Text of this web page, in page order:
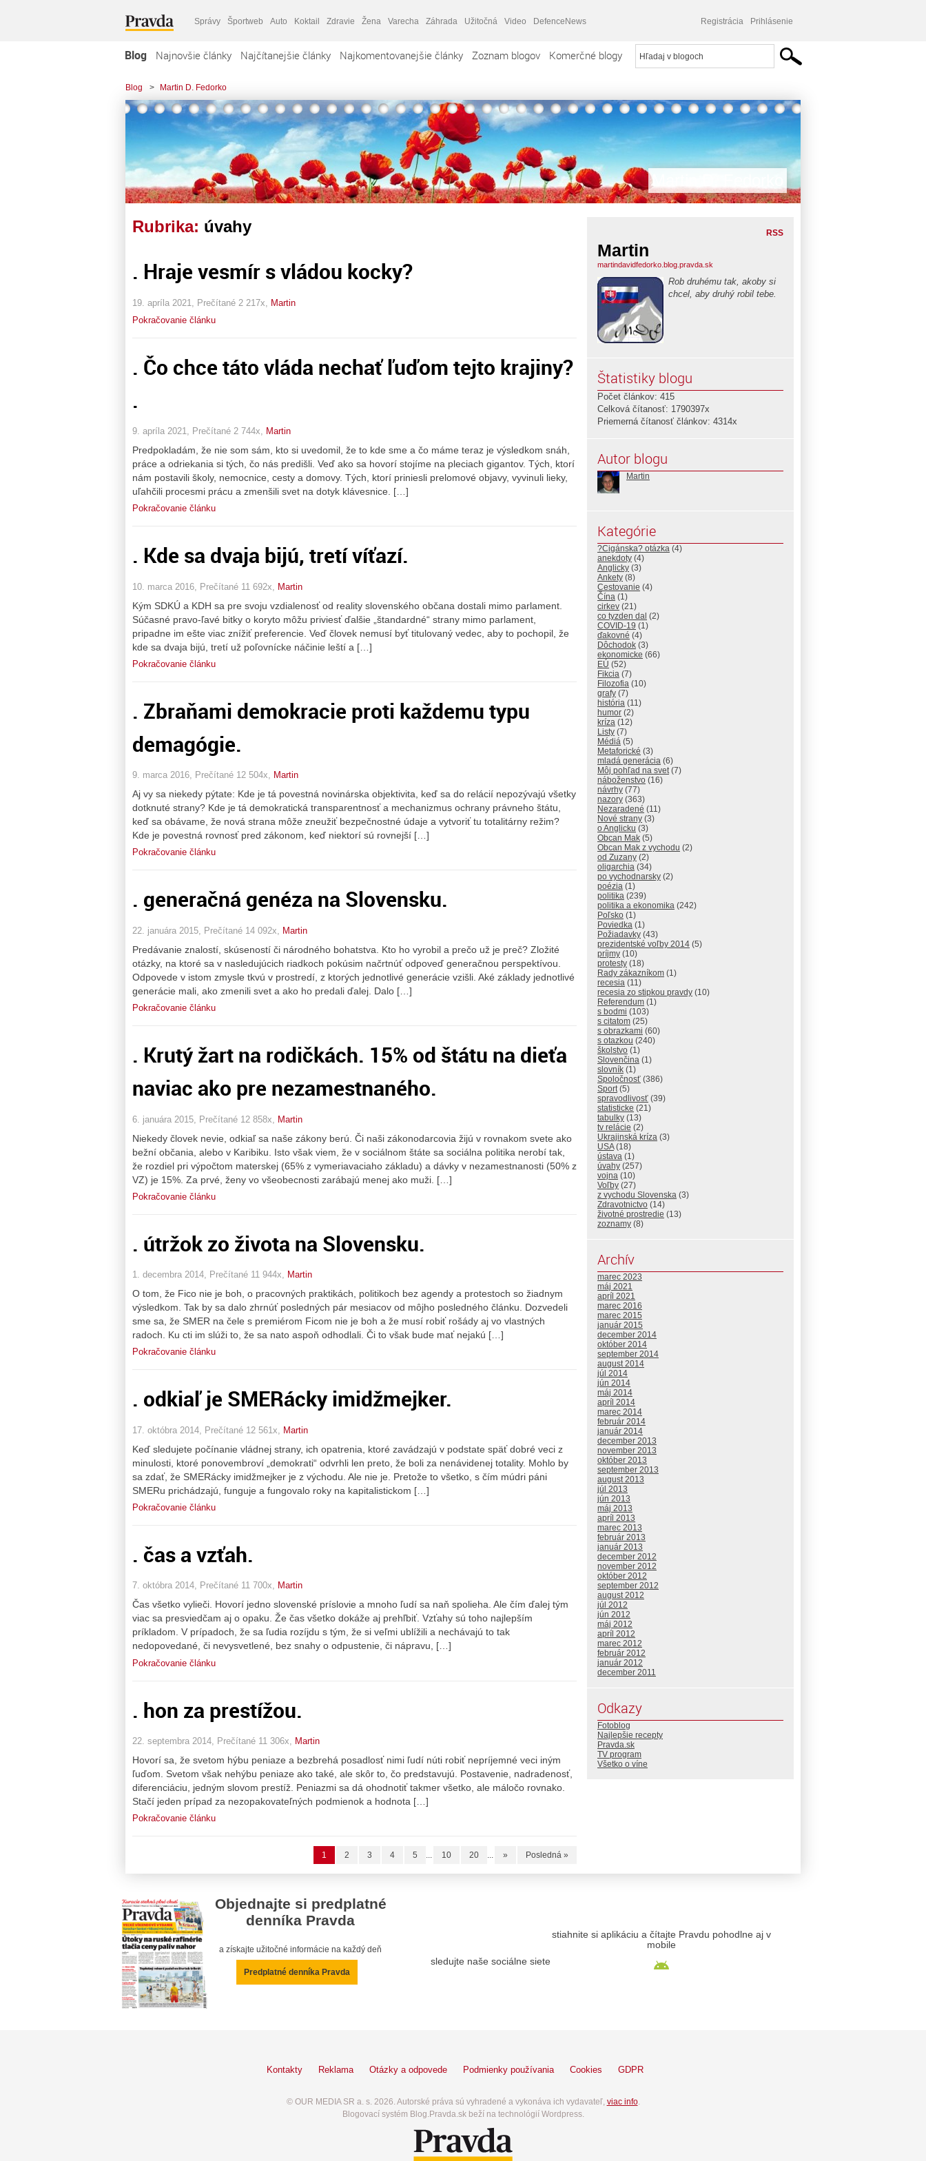
Správy Športweb Auto Koktail Zdravie Žena Varecha Záhrada Užitočná Video DefenceNews Registrácia Prihlásenie
Blog Najnovšie články Najčítanejšie články Najkomentovanejšie články Zoznam blogov Komerčné blogy
Blog > Martin D. Fedorko
Martin D. Fedorko
Rubrika: úvahy
. Hraje vesmír s vládou kocky?
19. apríla 2021, Prečítané 2 217x, Martin
Pokračovanie článku
. Čo chce táto vláda nechať ľuďom tejto krajiny?
.
9. apríla 2021, Prečítané 2 744x, Martin
Predpokladám, že nie som sám, kto si uvedomil, že to kde sme a čo máme teraz je výsledkom snáh,
práce a odriekania si tých, čo nás predišli. Veď ako sa hovorí stojíme na pleciach gigantov. Tých, ktorí
nám postavili školy, nemocnice, cesty a domovy. Tých, ktorí priniesli prelomové objavy, vyvinuli lieky,
uľahčili procesmi prácu a zmenšili svet na dotyk klávesnice. […]
Pokračovanie článku
. Kde sa dvaja bijú, tretí víťazí.
10. marca 2016, Prečítané 11 692x, Martin
Kým SDKÚ a KDH sa pre svoju vzdialenosť od reality slovenského občana dostali mimo parlament.
Súčasné pravo-ľavé bitky o koryto môžu priviesť ďalšie „štandardné“ strany mimo parlament,
pripadne im ešte viac znížiť preferencie. Veď človek nemusí byť titulovaný vedec, aby to pochopil, že
kde sa dvaja bijú, tretí už poľovnícke náčinie leští a […]
Pokračovanie článku
. Zbraňami demokracie proti každemu typu
demagógie.
9. marca 2016, Prečítané 12 504x, Martin
Aj vy sa niekedy pýtate: Kde je tá povestná novinárska objektivita, keď sa do relácií nepozývajú všetky
dotknuté strany? Kde je tá demokratická transparentnosť a mechanizmus ochrany právneho štátu,
keď sa obávame, že nová strana môže zneužiť bezpečnostné údaje a vytvoriť tu totalitárny režim?
Kde je povestná rovnosť pred zákonom, keď niektorí sú rovnejší […]
Pokračovanie článku
. generačná genéza na Slovensku.
22. januára 2015, Prečítané 14 092x, Martin
Predávanie znalostí, skúseností či národného bohatstva. Kto ho vyrobil a prečo už je preč? Zložité
otázky, na ktoré sa v nasledujúcich riadkoch pokúsim načrtnúť odpoveď generačnou perspektívou.
Odpovede v istom zmysle tkvú v prostredí, z ktorých jednotlivé generácie vzišli. Aké základy jednotlivé
generácie mali, ako zmenili svet a ako ho predali ďalej. Dalo […]
Pokračovanie článku
. Krutý žart na rodičkách. 15% od štátu na dieťa
naviac ako pre nezamestnaného.
6. januára 2015, Prečítané 12 858x, Martin
Niekedy človek nevie, odkiaľ sa naše zákony berú. Či naši zákonodarcovia žijú v rovnakom svete ako
bežní občania, alebo v Karibiku. Isto však viem, že v sociálnom štáte sa sociálna politika nerobí tak,
že rozdiel pri výpočtom materskej (65% z vymeriavaciaho základu) a dávky v nezamestnanosti (50% z
VZ) je 15%. Za prvé, ženy vo všeobecnosti zarábajú menej ako muži. […]
Pokračovanie článku
. útržok zo života na Slovensku.
1. decembra 2014, Prečítané 11 944x, Martin
O tom, že Fico nie je boh, o pracovných praktikách, politikoch bez agendy a protestoch so žiadnym
výsledkom. Tak by sa dalo zhrnúť posledných pár mesiacov od môjho posledného článku. Dozvedeli
sme sa, že SMER na čele s premiérom Ficom nie je boh a že musí robiť rošády aj vo vlastných
radoch. Ku cti im slúži to, že sa nato aspoň odhodlali. Či to však bude mať nejakú […]
Pokračovanie článku
. odkiaľ je SMERácky imidžmejker.
17. októbra 2014, Prečítané 12 561x, Martin
Keď sledujete počínanie vládnej strany, ich opatrenia, ktoré zavádzajú v podstate späť dobré veci z
minulosti, ktoré ponovembroví „demokrati“ odvrhli len preto, že boli za nenávidenej totality. Mohlo by
sa zdať, že SMERácky imidžmejker je z východu. Ale nie je. Pretože to všetko, s čím múdri páni
SMERu prichádzajú, funguje a fungovalo roky na kapitalistickom […]
Pokračovanie článku
. čas a vzťah.
7. októbra 2014, Prečítané 11 700x, Martin
Čas všetko vylieči. Hovorí jedno slovenské príslovie a mnoho ľudí sa naň spolieha. Ale čím ďalej tým
viac sa presviedčam aj o opaku. Že čas všetko dokáže aj prehľbiť. Vzťahy sú toho najlepším
príkladom. V prípadoch, že sa ľudia rozíjdu s tým, že si veľmi ublížili a nechávajú to tak
nedopovedané, či nevysvetlené, bez snahy o odpustenie, či nápravu, […]
Pokračovanie článku
. hon za prestížou.
22. septembra 2014, Prečítané 11 306x, Martin
Hovorí sa, že svetom hýbu peniaze a bezbrehá posadlosť nimi ľudí núti robiť nepríjemné veci iným
ľuďom. Svetom však nehýbu peniaze ako také, ale skôr to, čo predstavujú. Postavenie, nadradenosť,
diferenciáciu, jedným slovom prestíž. Peniazmi sa dá ohodnotiť takmer všetko, ale máločo rovnako.
Stačí jeden prípad za nezopakovateľných podmienok a hodnota […]
Pokračovanie článku
1 2 3 4 5 ... 10 20 ... » Posledná »
RSS
Martin
martindavidfedorko.blog.pravda.sk
Rob druhému tak, akoby si
chcel, aby druhý robil tebe.
Štatistiky blogu
Počet článkov: 415
Celková čítanosť: 1790397x
Priemerná čítanosť článkov: 4314x
Autor blogu
Martin
Kategórie
?Cigánska? otázka (4)
anekdoty (4)
Anglicky (3)
Ankety (8)
Cestovanie (4)
Čína (1)
cirkev (21)
co tyzden dal (2)
COVID-19 (1)
ďakovné (4)
Dôchodok (3)
ekonomicke (66)
EÚ (52)
Fikcia (7)
Filozofia (10)
grafy (7)
história (11)
humor (2)
kríza (12)
Listy (7)
Médiá (5)
Metaforické (3)
mladá generácia (6)
Môj pohľad na svet(7)
náboženstvo (16)
návrhy (77)
nazory (363)
Nezaradené (11)
Nové strany (3)
o Anglicku (3)
Obcan Mak (5)
Obcan Mak z vychodu (2)
od Zuzany (2)
oligarchia (34)
po vychodnarsky (2)
poézia (1)
politika (239)
politika a ekonomika (242)
Poľsko (1)
Poviedka (1)
Požiadavky (43)
prezidentské voľby 2014 (5)
príjmy (10)
protesty (18)
Rady zákazníkom (1)
recesia (11)
recesia zo stipkou pravdy (10)
Referendum (1)
s bodmi (103)
s citatom (25)
s obrazkami (60)
s otazkou (240)
školstvo (1)
Slovenčina (1)
slovník (1)
Spoločnosť (386)
Sport(5)
spravodlivosť (39)
statisticke (21)
tabulky (13)
tv relácie (2)
Ukrajinská kríza (3)
USA(18)
ústava (1)
úvahy (257)
vojna (10)
Voľby (27)
z vychodu Slovenska (3)
Zdravotnictvo (14)
životné prostredie (13)
zoznamy (8)
Archív
marec 2023
máj 2021
apríl 2021
marec 2016
marec 2015
január 2015
december 2014
október 2014
september 2014
august 2014
júl 2014
jún 2014
máj 2014
apríl 2014
marec 2014
február 2014
január 2014
december 2013
november 2013
október 2013
september 2013
august 2013
júl 2013
jún 2013
máj 2013
apríl 2013
marec 2013
február 2013
január 2013
december 2012
november 2012
október 2012
september 2012
august 2012
júl 2012
jún 2012
máj 2012
apríl 2012
marec 2012
február 2012
január 2012
december 2011
Odkazy
Fotoblog
Najlepšie recepty
Pravda.sk
TV program
Všetko o víne
Objednajte si predplatné
denníka Pravda
a získajte užitočné informácie na každý deň
Predplatné denníka Pravda
sledujte naše sociálne siete
stiahnite si aplikáciu a čítajte Pravdu pohodlne aj v
mobile
Kontakty Reklama Otázky a odpovede Podmienky používania Cookies GDPR
© OUR MEDIA SR a. s. 2026. Autorské práva sú vyhradené a vykonáva ich vydavateľ, viac info.
Blogovací systém Blog.Pravda.sk beží na technológií Wordpress.